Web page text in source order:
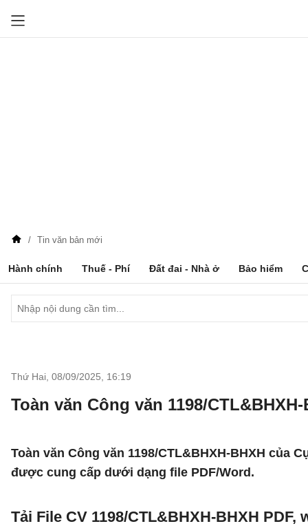
Tin văn bản mới
Hành chính Thuế - Phí Đất đai - Nhà ở Bảo hiểm
Thứ Hai, 08/09/2025 16:19
Toàn văn Công văn 1198/
Toàn văn Công văn 1198/CTL&BHXH-BHXH
được cung cấp dưới dạng file PDF/Word.
Tải File CV 1198/CTL&BHXH-BHXH PDF,